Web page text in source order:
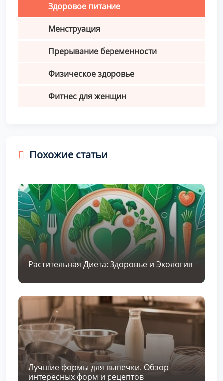
Здоровое питание
Менструация
Прерывание беременности
Физическое здоровье
Фитнес для женщин
Похожие статьи
Растительная Диета: Здоровье и Экология
Лучшие формы для выпечки. Обзор
интересных форм и рецептов